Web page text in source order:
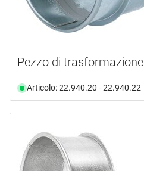
Pezzo di trasformazione
Articolo: 22.940.20 - 22.940.22